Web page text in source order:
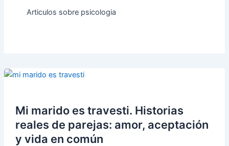
Articulos sobre psicologia
Mi marido es travesti. Historias
reales de parejas: amor, aceptación
y vida en común